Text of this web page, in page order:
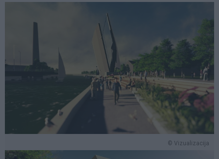
© Vizualizacija